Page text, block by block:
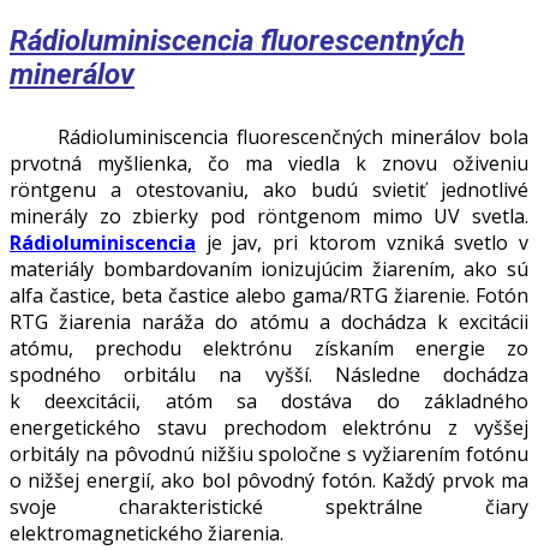
Rádioluminiscencia fluorescentných
minerálov
Rádioluminiscencia fluorescenčných minerálov bola
prvotná myšlienka, čo ma viedla k znovu oživeniu
röntgenu a otestovaniu, ako budú svietiť jednotlivé
minerály zo zbierky pod röntgenom mimo UV svetla.
Rádioluminiscencia je jav, pri ktorom vzniká svetlo v
materiály bombardovaním ionizujúcim žiarením, ako sú
alfa častice, beta častice alebo gama/RTG žiarenie. Fotón
RTG žiarenia naráža do atómu a dochádza k excitácii
atómu, prechodu elektrónu získaním energie zo
spodného orbitálu na vyšší. Následne dochádza
k deexcitácii, atóm sa dostáva do základného
energetického stavu prechodom elektrónu z vyššej
orbitály na pôvodnú nižšiu spoločne s vyžiarením fotónu
o nižšej energií, ako bol pôvodný fotón. Každý prvok ma
svoje charakteristické spektrálne čiary
elektromagnetického žiarenia.